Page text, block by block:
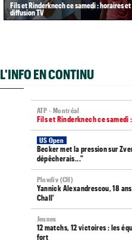
Fils et Rinderknech ce samedi : horaires et
diffusion TV
L'INFO EN CONTINU
ATP - Montréal
Fils et Rinderknech ce
US Open
Becker met la pression sur
dépêcherais..."
Plovdiv (CH)
Yannick Alexandrescou, 18
Chall'
Jeunes
12 matchs, 12 victoires : les
fort